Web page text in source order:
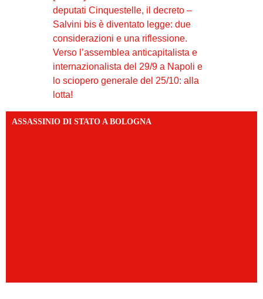
deputati Cinquestelle, il decreto –
Salvini bis è diventato legge: due
considerazioni e una riflessione.
Verso l’assemblea anticapitalista e
internazionalista del 29/9 a Napoli e
lo sciopero generale del 25/10: alla
lotta!
ASSASSINIO DI STATO A BOLOGNA